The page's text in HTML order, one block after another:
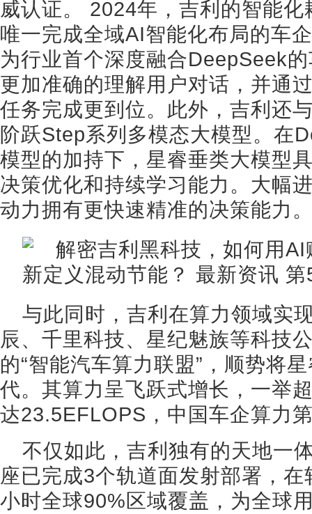
威认证。 2024年，吉利的智能
唯一完成全域AI智能化布局的车
为行业首个深度融合DeepSeek
更加准确的理解用户对话，并通
任务完成更到位。此外，吉利还
阶跃Step系列多模态大模型。在
模型的加持下，星睿垂类大模型
决策优化和持续学习能力。大幅
动力拥有更快速精准的决策能力
与此同时，吉利在算力领域实
辰、千里科技、星纪魅族等科技
的“智能汽车算力联盟”，顺势将
代。其算力呈飞跃式增长，一举
达23.5EFLOPS，中国车企算力
不仅如此，吉利独有的天地一
座已完成3个轨道面发射部署，
小时全球90%区域覆盖，为全球